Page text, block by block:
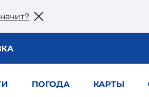
ПОГОДА КАРТЫ